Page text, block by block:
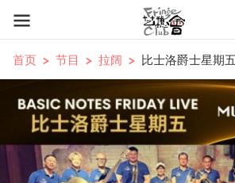
首页 节目 拉阔 比士洛爵士星期五